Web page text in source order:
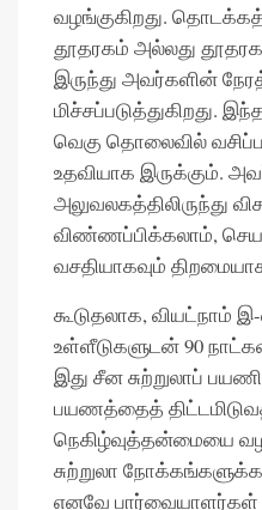
வழங்குகிறது.
தூதரகம் அல்லது
இருந்து அவர்களின்
மிச்சப்படுத்துகிறது.
வெகு தொலைவில்
உதவியாக இருக்கும்.
அலுவலகத்திலிருந்து
விண்ணப்பிக்கலாம்,
வசதியாகவும்
கூடுதலாக, வியட்நாம்
உள்ளீடுகளுடன் 90
இது சீன சுற்றுலாப்
பயணத்தைத்
நெகிழ்வுத்தன்மையை
சுற்றுலா
எனவே